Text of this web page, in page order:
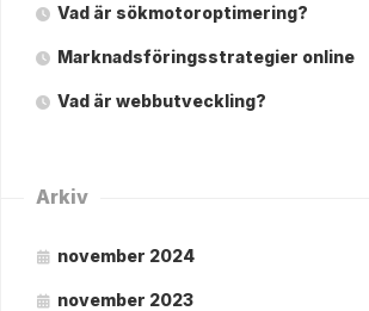
Vad är sökmotoroptimering?
Marknadsföringsstrategier online
Vad är webbutveckling?
Arkiv
november 2024
november 2023